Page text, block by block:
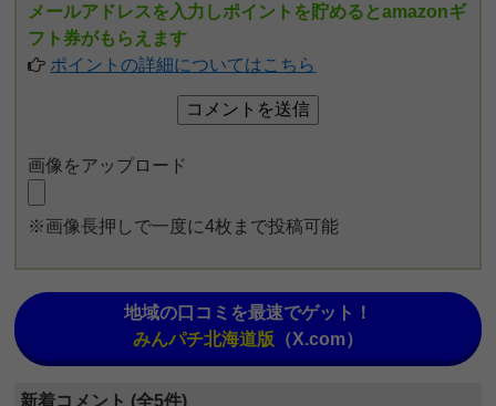
メールアドレスを入力しポイントを貯めるとamazonギ
フト券がもらえます
ポイントの詳細についてはこちら
画像をアップロード
※画像長押しで一度に4枚まで投稿可能
地域の口コミを最速でゲット！
みんパチ北海道版 （X.com）
新着コメント (全5件)